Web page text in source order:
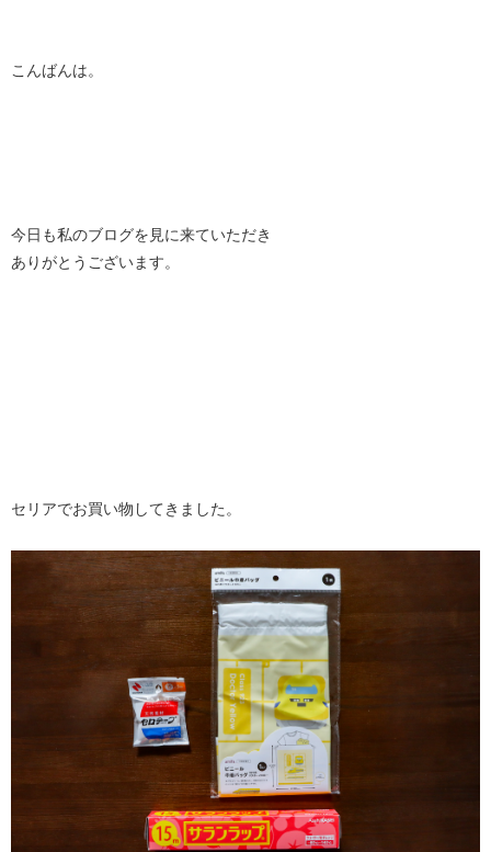
こんばんは。
今日も私のブログを見に来ていただき
ありがとうございます。
セリアでお買い物してきました。